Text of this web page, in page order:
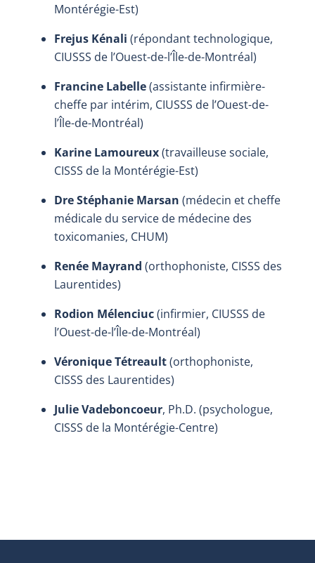
Montérégie-Est)
Frejus Kénali (répondant technologique,
CIUSSS de l’Ouest-de-l’Île-de-Montréal)
Francine Labelle(assistante infirmière-
cheffe par intérim, CIUSSS de l’Ouest-de-
l’Île-de-Montréal)
Karine Lamoureux(travailleuse sociale,
CISSS de la Montérégie-Est)
Dre Stéphanie Marsan (médecin et cheffe
médicale du service de médecine des
toxicomanies, CHUM)
Renée Mayrand (orthophoniste, CISSS des
Laurentides)
Rodion Mélenciuc(infirmier, CIUSSS de
l’Ouest-de-l’Île-de-Montréal)
Véronique Tétreault(orthophoniste,
CISSS des Laurentides)
Julie Vadeboncoeur, Ph.D. (psychologue,
CISSS de la Montérégie-Centre)